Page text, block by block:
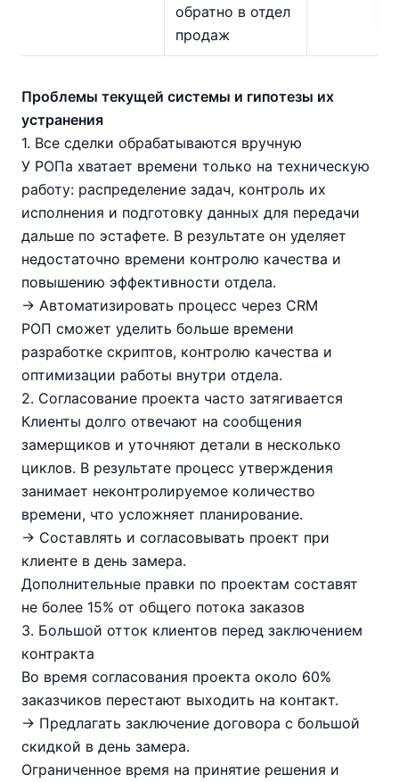
обратно в отдел
продаж
Проблемы текущей системы и гипотезы их
устранения
1. Все сделки обрабатываются вручную
У РОПа хватает времени только на техническую
работу: распределение задач, контроль их
исполнения и подготовку данных для передачи
дальше по эстафете. В результате он уделяет
недостаточно времени контролю качества и
повышению эффективности отдела.
→ Автоматизировать процесс через CRM
РОП сможет уделить больше времени
разработке скриптов, контролю качества и
оптимизации работы внутри отдела.
2. Согласование проекта часто затягивается
Клиенты долго отвечают на сообщения
замерщиков и уточняют детали в несколько
циклов. В результате процесс утверждения
занимает неконтролируемое количество
времени, что усложняет планирование.
→ Составлять и согласовывать проект при
клиенте в день замера.
Дополнительные правки по проектам составят
не более 15% от общего потока заказов
3. Большой отток клиентов перед заключением
контракта
Во время согласования проекта около 60%
заказчиков перестают выходить на контакт.
→ Предлагать заключение договора с большой
скидкой в день замера.
Ограниченное время на принятие решения и